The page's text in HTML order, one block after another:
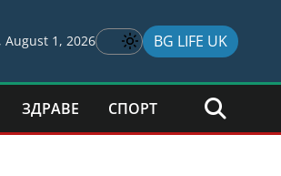
August 1, 2026 BG LIFE UK
ЗДРАВЕ СПОРТ